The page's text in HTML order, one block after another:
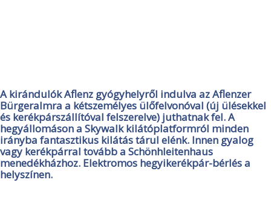
A kirándulókAflenz gyógyhelyről indulva azAflenzer
Bürgeralmra a kétszemélyes ülőfelvonóval (új ülésekkel
és kerékpárszállítóval felszerelve) juthatnak fel. A
hegyállomáson a Skywalk kilátóplatformról minden
irányba fantasztikus kilátás tárul elénk. Innen gyalog
vagy kerékpárral tovább a Schönhleitenhaus
menedékházhoz. Elektromos hegyikerékpár-bérlés a
helyszínen.